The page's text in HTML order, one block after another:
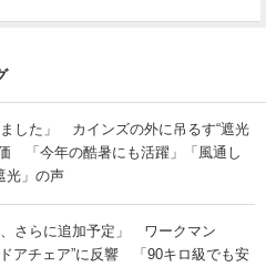
ました」 カインズの外に吊るす“遮光
「今年の酷暑にも活躍」「風通し
光」の声
、さらに追加予定」 ワークマン
アチェア”に反響 「90キロ級でも安